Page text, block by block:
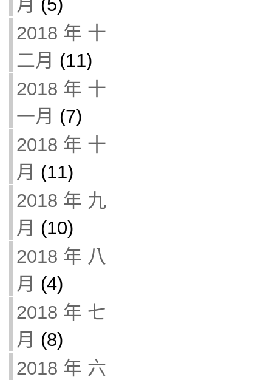
月 (5)
2018 年 十
二月 (11)
2018 年 十
一月 (7)
2018 年 十
月 (11)
2018 年 九
月 (10)
2018 年 八
月 (4)
2018 年 七
月 (8)
2018 年 六